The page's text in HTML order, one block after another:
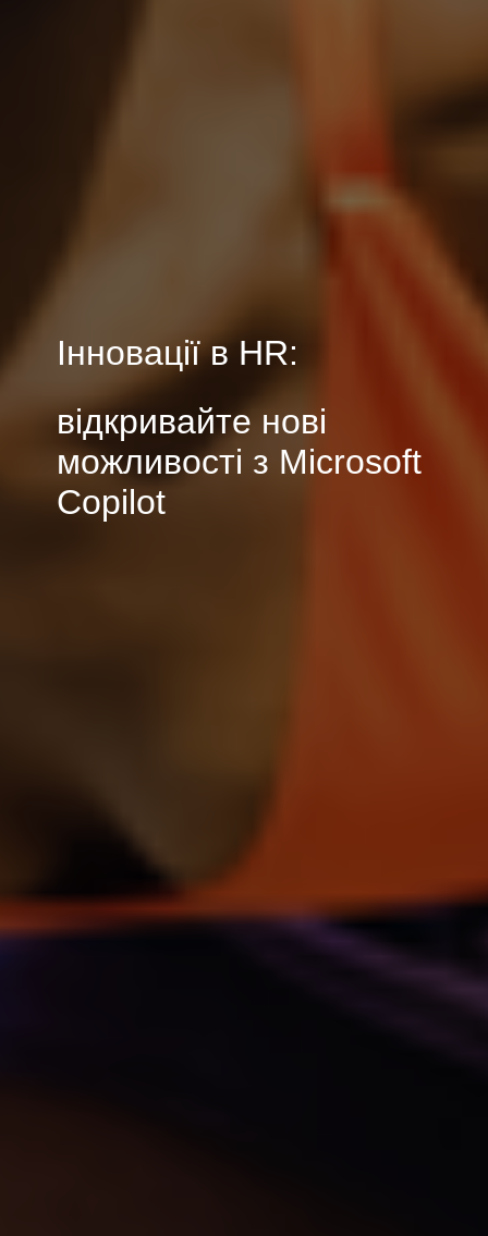
Інновації в HR:
відкривайте нові
можливості з Microsoft
Copilot